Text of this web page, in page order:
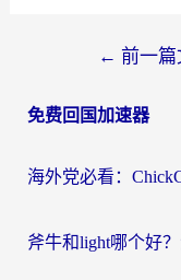
导
← 前一篇
免费回国加速器